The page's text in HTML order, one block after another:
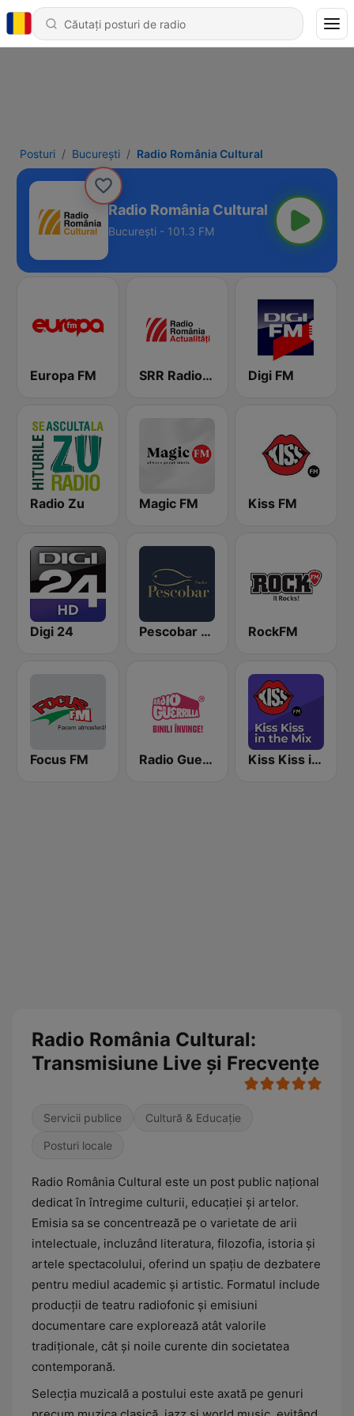
Posturi Bucureşti Radio România Cultural
Radio România Cultural
Bucureşti - 101.3 FM
Europa FM SRR Radio România Actualităţi Digi FM
Radio Zu Magic FM Kiss FM
Digi 24 Pescobar Radio RockFM
Focus FM Radio Guerrilla Kiss Kiss in the Mix Radio
Radio România Cultural:
Transmisiune Live și Frecvențe
Servicii publice Cultură & Educație
Posturi locale
Radio România Cultural este un post public național
dedicat în întregime culturii, educației și artelor.
Emisia sa se concentrează pe o varietate de arii
intelectuale, incluzând literatura, filozofia, istoria și
artele spectacolului, oferind un spațiu de dezbatere
pentru mediul academic și artistic. Formatul include
producții de teatru radiofonic și emisiuni
documentare care explorează atât valorile
tradiționale, cât și noile curente din societatea
contemporană.
Selecția muzicală a postului este axată pe genuri